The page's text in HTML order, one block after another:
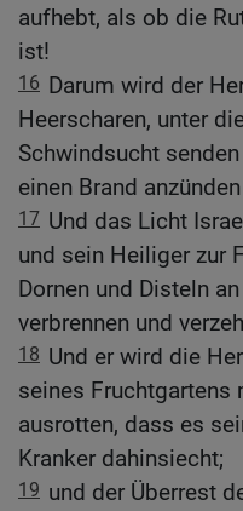
aufhebt, als ob die
ist!
16 Darum wird der
Heerscharen, unter
Schwindsucht
einen Brand
17 Und das Licht
und sein Heiliger zur
Dornen und Disteln
verbrennen und
18 Und er wird die
seines Fruchtgartens
ausrotten, dass es
Kranker dahinsiecht;
19 und der Überrest